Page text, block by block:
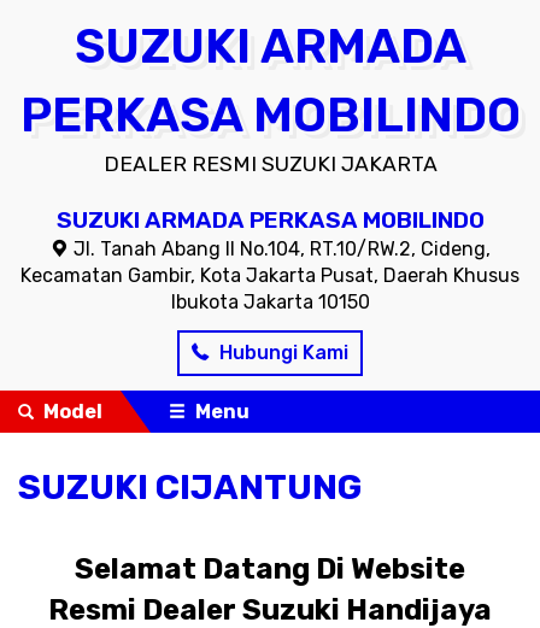
SUZUKI ARMADA
PERKASA MOBILINDO
DEALER RESMI SUZUKI JAKARTA
SUZUKI ARMADA PERKASA MOBILINDO
Jl. Tanah Abang II No.104, RT.10/RW.2, Cideng,
Kecamatan Gambir, Kota Jakarta Pusat, Daerah Khusus
Ibukota Jakarta 10150
Hubungi Kami
Model Menu
SUZUKI CIJANTUNG
Selamat Datang Di Website
Resmi Dealer Suzuki Handijaya